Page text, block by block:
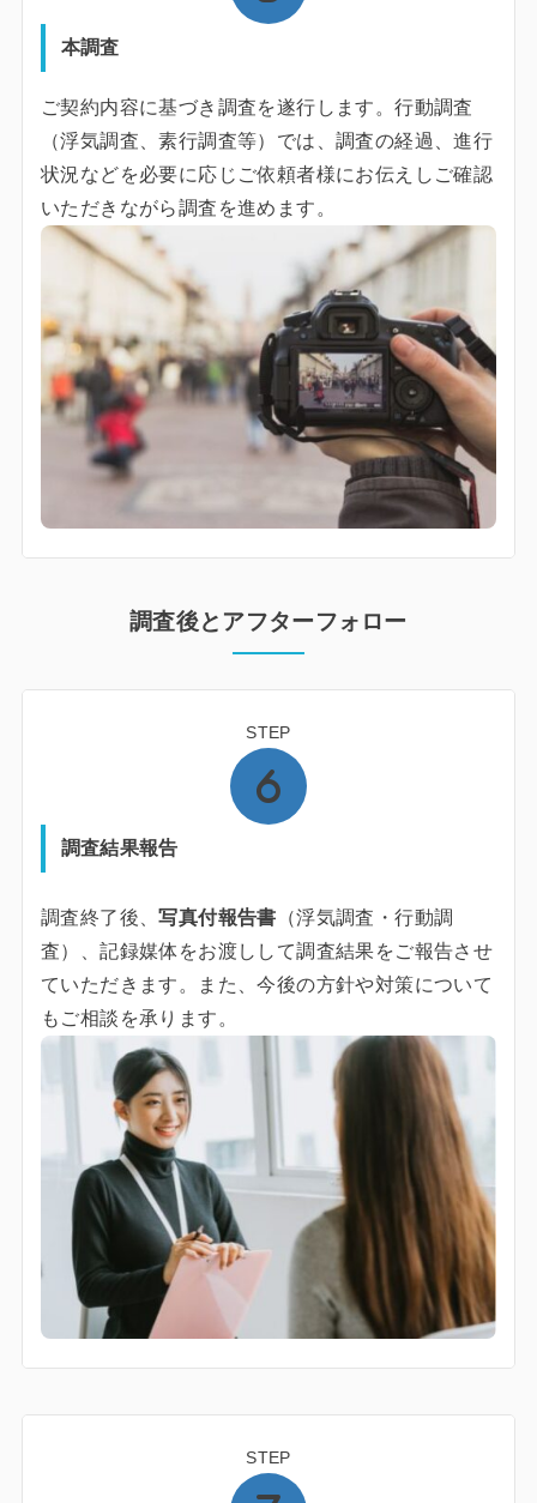
本調査
ご契約内容に基づき調査を遂行します。行動調査
（浮気調査、素行調査等）では、調査の経過、進行
状況などを必要に応じご依頼者様にお伝えしご確認
いただきながら調査を進めます。
調査後とアフターフォロー
STEP
調査結果報告
調査終了後、写真付報告書 （浮気調査・行動調
査）、記録媒体をお渡しして調査結果をご報告させ
ていただきます。また、今後の方針や対策について
もご相談を承ります。
STEP